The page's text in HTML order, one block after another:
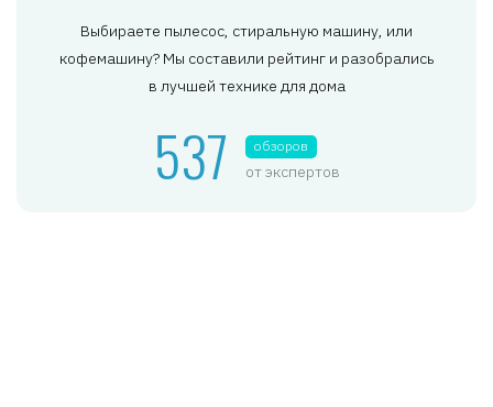
Выбираете пылесос, стиральную машину, или
кофемашину? Мы составили рейтинг и разобрались
в лучшей технике для дома
537 обзоров
от экспертов